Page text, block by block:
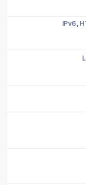
IPv6,